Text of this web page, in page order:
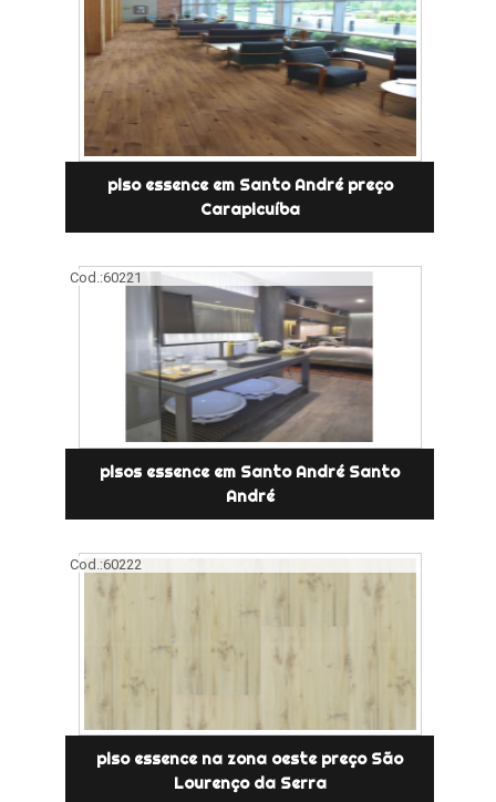
piso essence em Santo André preço
Carapicuíba
Cod.:60221
pisos essence em Santo André Santo
André
Cod.:60222
piso essence na zona oeste preço São
Lourenço da Serra